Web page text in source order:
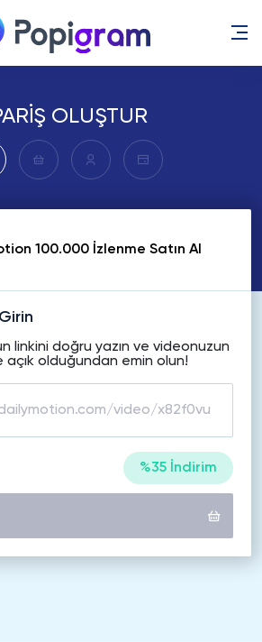
OLUŞTUR
100.000 İzlenme Satın Al
linkini doğru yazın ve videonuzun
açık olduğundan emin olun!
%35 İndirim